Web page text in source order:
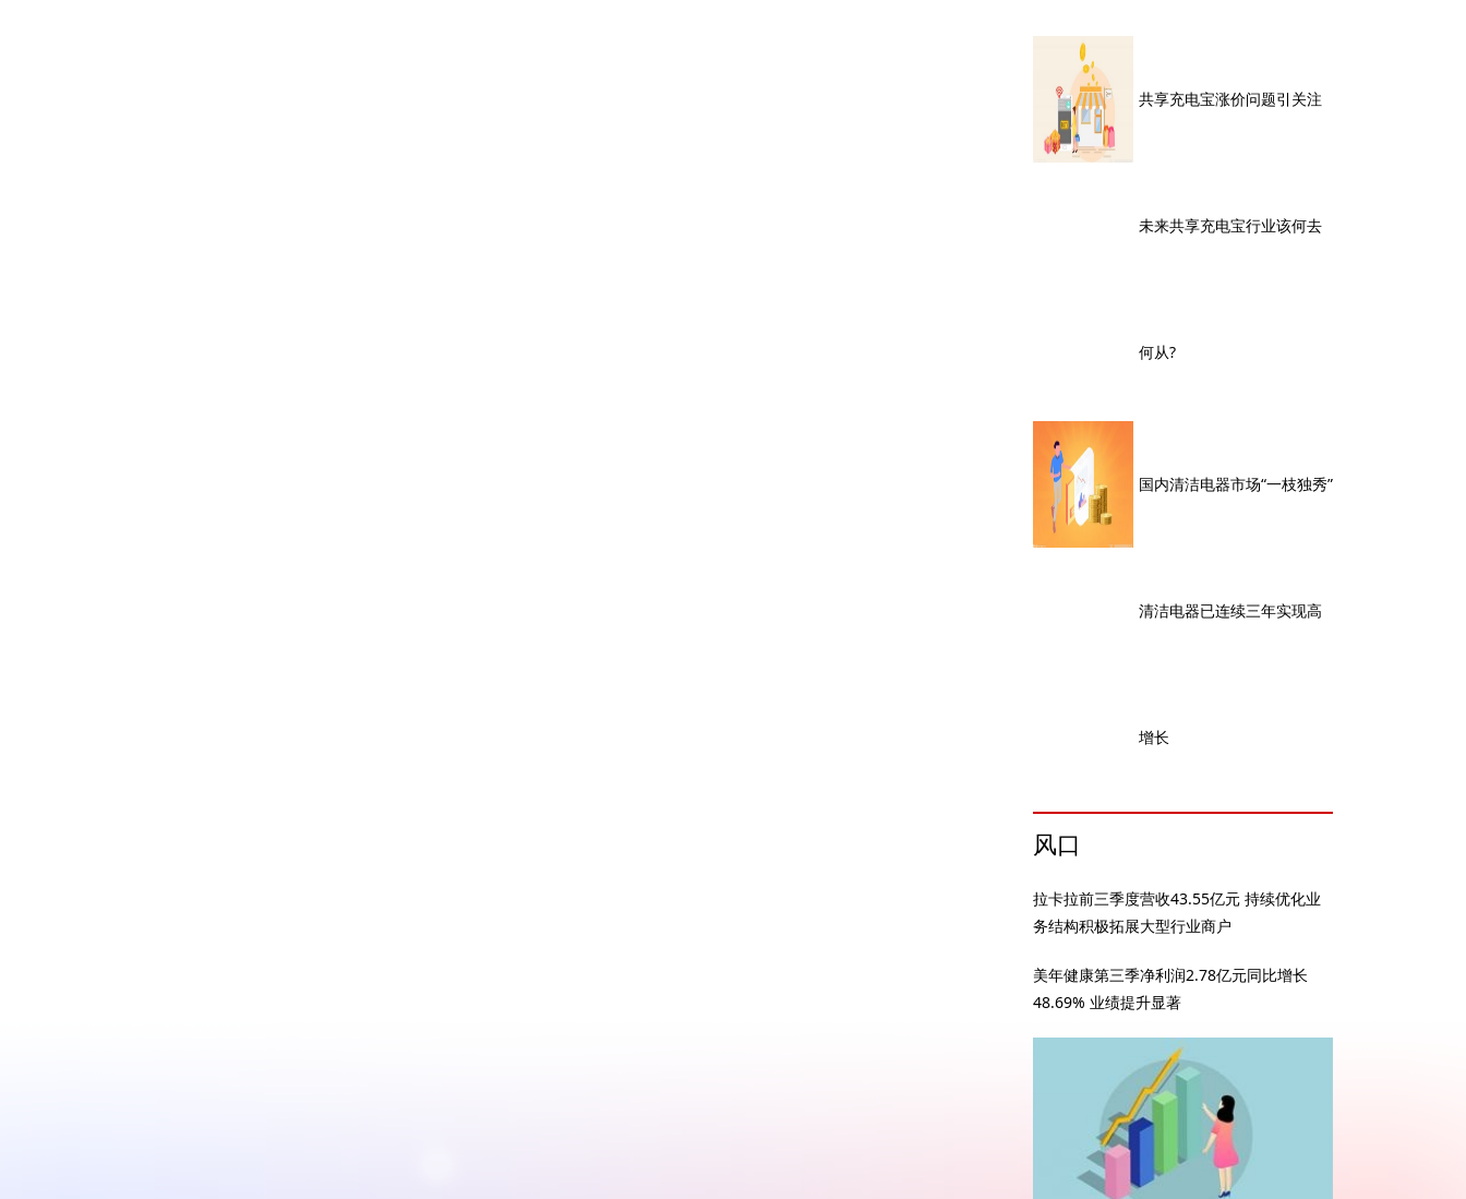
共享充电宝涨价问题引关注
未来共享充电宝行业该何去
何从?
国内清洁电器市场“一枝独秀”
清洁电器已连续三年实现高
增长
风口
拉卡拉前三季度营收43.55亿元 持续优化业
务结构积极拓展大型行业商户
美年健康第三季净利润2.78亿元同比增长
48.69% 业绩提升显著